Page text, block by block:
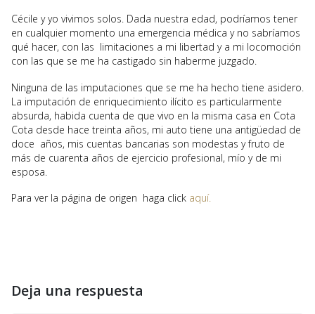
Cécile y yo vivimos solos. Dada nuestra edad, podríamos tener
en cualquier momento una emergencia médica y no sabríamos
qué hacer, con las limitaciones a mi libertad y a mi locomoción
con las que se me ha castigado sin haberme juzgado.
Ninguna de las imputaciones que se me ha hecho tiene asidero.
La imputación de enriquecimiento ilícito es particularmente
absurda, habida cuenta de que vivo en la misma casa en Cota
Cota desde hace treinta años, mi auto tiene una antigüedad de
doce años, mis cuentas bancarias son modestas y fruto de
más de cuarenta años de ejercicio profesional, mío y de mi
esposa.
Para ver la página de origen haga click aquí.
Deja una respuesta